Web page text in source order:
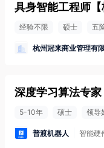
具身智能工程师 【
经验不限 硕士 五
杭州冠来商业管理有
深度学习算法专家
5-10年 硕士 领导
普渡机器人 智能硬